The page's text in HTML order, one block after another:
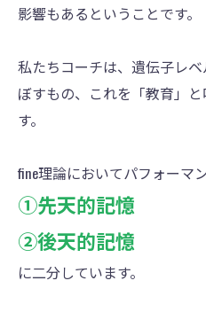
影響もあるということです。
私たちコーチは、遺伝子レ
ぼすもの、これを「教育」
す。
fine理論においてパフォーマ
①先天的記憶
②後天的記憶
に二分しています。